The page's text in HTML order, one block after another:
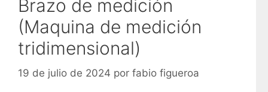
Brazo de medición
(Maquina de medición
tridimensional)
19 de julio de 2024 por fabio figueroa